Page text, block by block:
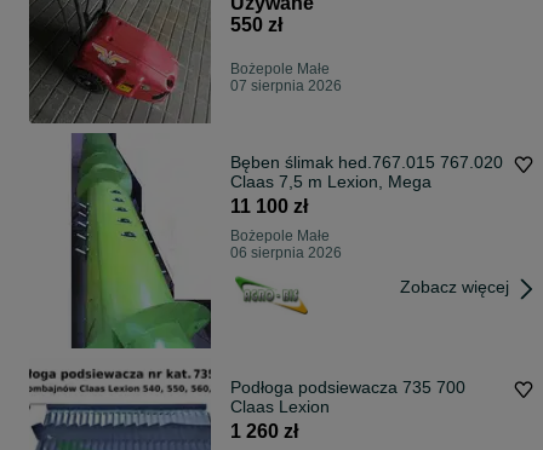
550 zł
Bożepole Małe
07 sierpnia 2026
Bęben ślimak hed.767.015 767.020
Claas 7,5 m Lexion, Mega
11 100 zł
Bożepole Małe
06 sierpnia 2026
Zobacz więcej
Podłoga podsiewacza 735 700
Claas Lexion
1 260 zł